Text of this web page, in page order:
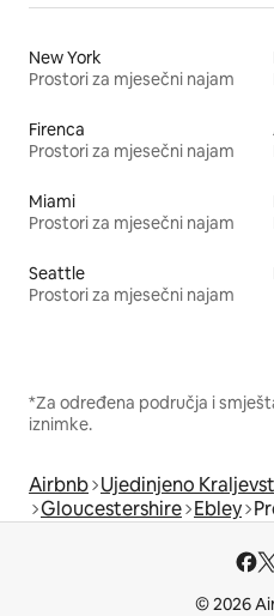
New York
Prostori za mjesečni najam
Firenca
Prostori za mjesečni najam
Miami
Prostori za mjesečni najam
Seattle
Prostori za mjesečni najam
*Za određena područja i
iznimke.
Airbnb Ujedinjeno
Gloucestershire Ebley
© 2026